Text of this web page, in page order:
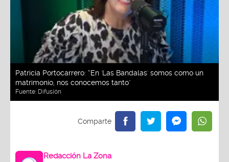
Patricia Portocarrero: “En 'Las Bandalas' somos como un
matrimonio, nos conocemos tanto"
Fuente: Difusión
Redacción La Zona